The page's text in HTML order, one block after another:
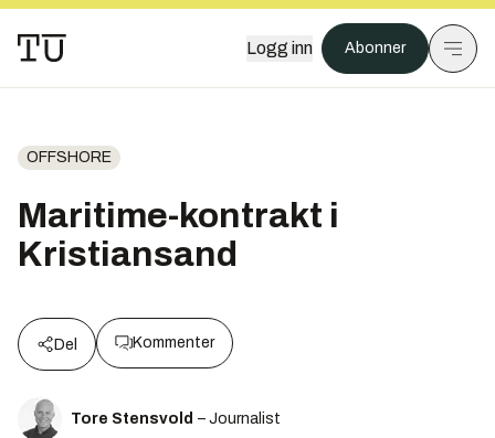
Logg inn Abonner
OFFSHORE
Maritime-kontrakt i
Kristiansand
Del Kommenter
Tore Stensvold – Journalist